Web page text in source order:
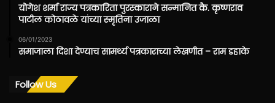
योगेश शर्मा राज्य पत्रकारिता पुरस्काराने सन्मानित कै. कृष्णराव
पाटील कोठावळे यांच्या स्मृतिना उजाळा
06/01/2023
समाजाला दिशा देण्याच सामर्थ्य पत्रकाराच्या लेखणीत – राम डहाके
Follow Us